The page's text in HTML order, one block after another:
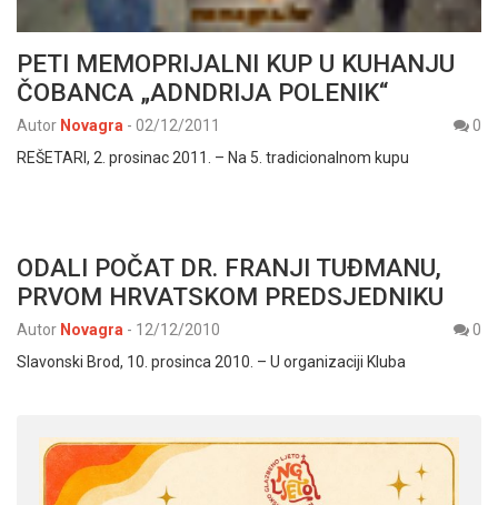
PETI MEMOPRIJALNI KUP U KUHANJU
ČOBANCA „ADNDRIJA POLENIK“
Autor Novagra - 02/12/2011
0
REŠETARI, 2. prosinac 2011. – Na 5. tradicionalnom kupu
ODALI POČAT DR. FRANJI TUĐMANU,
PRVOM HRVATSKOM PREDSJEDNIKU
Autor Novagra - 12/12/2010
0
Slavonski Brod, 10. prosinca 2010. – U organizaciji Kluba